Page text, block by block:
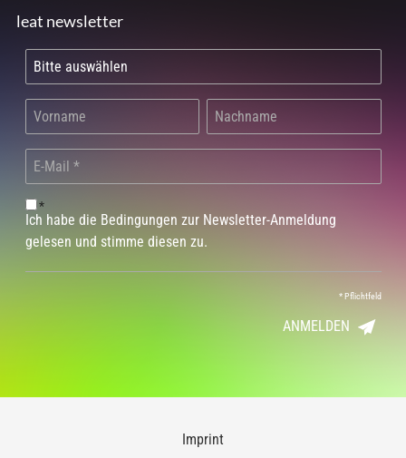
leat newsletter
*
Ich habe die Bedingungen zur Newsletter-Anmeldung
gelesen und stimme diesen zu.
*Pflichtfeld
ANMELDEN
Imprint